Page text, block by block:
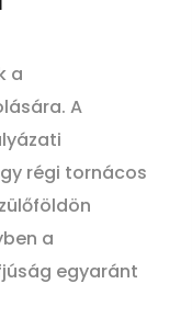
a
A
régi tornácos
a
egyaránt